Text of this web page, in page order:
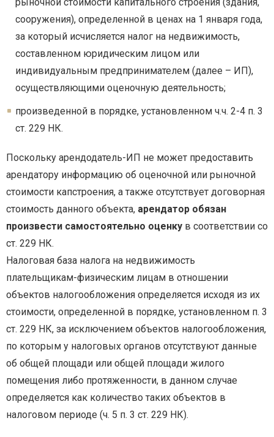
сооружения), определенной в ценах на 1 января года,
за который исчисляется налог на недвижимость,
составленном юридическим лицом или
индивидуальным предпринимателем (далее – ИП),
осуществляющими оценочную деятельность;
произведенной в порядке, установленном ч.ч. 2-4 п. 3
ст. 229 НК.
Поскольку арендодатель-ИП не может предоставить
арендатору информацию об оценочной или рыночной
стоимости капстроения, а также отсутствует договорная
стоимость данного объекта, арендатор обязан
произвести самостоятельно оценку в соответствии со
ст. 229 НК.
Налоговая база налога на недвижимость
плательщикам-физическим лицам в отношении
объектов налогообложения определяется исходя из их
стоимости, определенной в порядке, установленном п. 3
ст. 229 НК, за исключением объектов налогообложения,
по которым у налоговых органов отсутствуют данные
об общей площади или общей площади жилого
помещения либо протяженности, в данном случае
определяется как количество таких объектов в
налоговом периоде (ч. 5 п. 3 ст. 229 НК).